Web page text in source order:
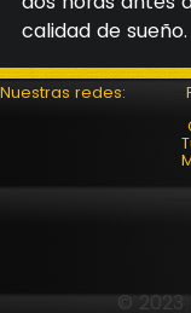
calidad de sueño.
Nuestras redes:
© 2023